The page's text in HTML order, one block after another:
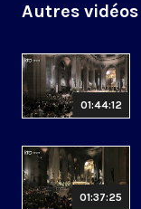
Autres
01:44:12
01:37:25